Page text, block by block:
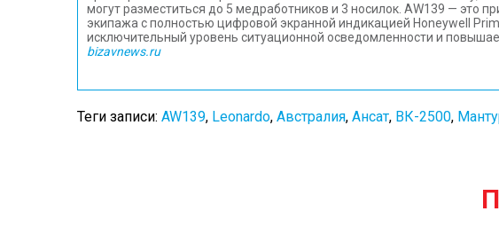
могут разместиться до 5 медработников и 3 носилок. AW139 — это
экипажа с полностью цифровой экранной индикацией Honeywell
исключительный уровень ситуационной осведомленности и
bizavnews.ru
Теги записи: AW139, Leonardo, Австралия, Ансат, ВК-2500,